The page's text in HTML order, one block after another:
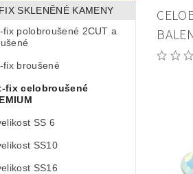
KAMENŮ NÁVODY
DOPRAVY (NÁKLADŮ EXPEDICE)
SKLENĚNÉ KAMENY
fix polobroušené 2CUT a
fix broušené
fix celobroušené
SS 6
SS10
SS16